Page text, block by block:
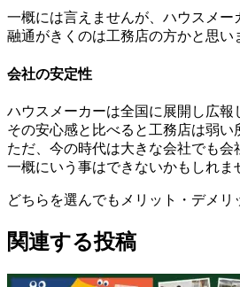
一概には言えませんが、ハウスメー
融通がきくのは工務店の方かと思
会社の安定性
ハウスメーカーは全国に展開し広報
その安心感と比べると工務店は弱い
ただ、今の時代は大きな会社でも会
一概にいう事はできないかもしれま
どちらを選んでもメリット・デメ
関連する投稿